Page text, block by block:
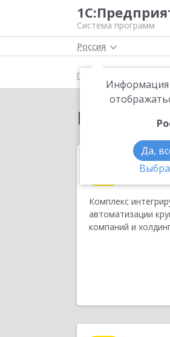
Система программ
Россия
Информация
Да,
Главная
Комплекс
автоматизации
компаний и